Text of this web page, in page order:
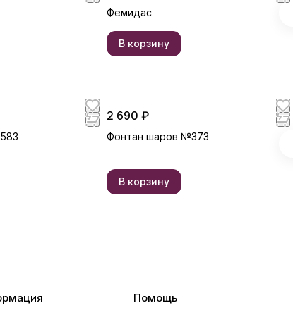
Фемидас
В корзину
2 690 ₽
Фонтан шаров №373
В корзину
Помощь